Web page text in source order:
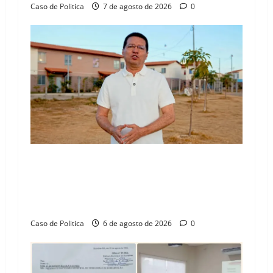
Caso de Politica 7 de agosto de 2026 0
Caso de Politica 6 de agosto de 2026 0